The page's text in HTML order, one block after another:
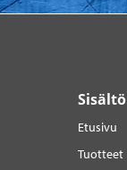
Sisältö
Etusivu
Tuotteet